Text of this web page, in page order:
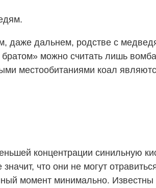
даже дальнем, родстве с
можно считать лишь
местообитаниями коал
концентрации синильную
что они не могут
момент минимально.